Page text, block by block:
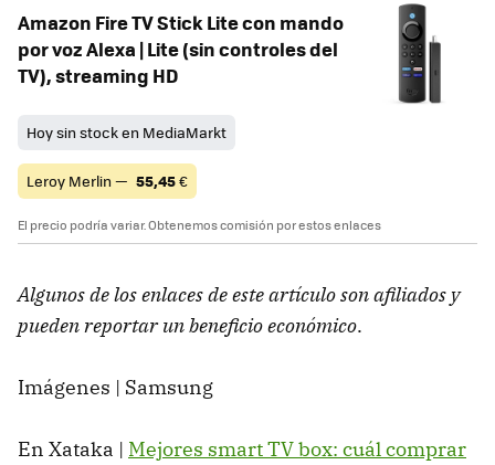
Amazon Fire TV Stick Lite con mando
por voz Alexa | Lite (sin controles del
TV), streaming HD
Hoy sin stock en MediaMarkt
Leroy Merlin — 55,45€
El precio podría variar. Obtenemos comisión por estos enlaces
Algunos de los enlaces de este artículo son afiliados y
pueden reportar un beneficio económico.
Imágenes | Samsung
En Xataka | Mejores smart TV box: cuál comprar